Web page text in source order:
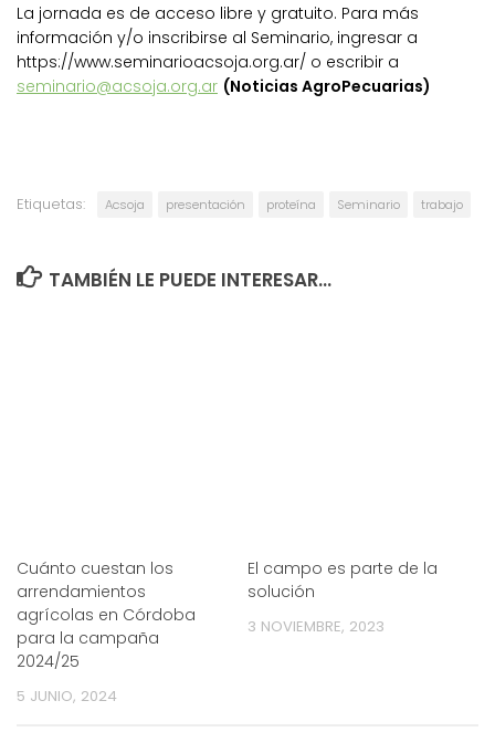
La jornada es de acceso libre y gratuito. Para más
información y/o inscribirse al Seminario, ingresar a
https://www.seminarioacsoja.org.ar/ o escribir a
seminario@acsoja.org.ar (Noticias AgroPecuarias)
Etiquetas: Acsoja presentación proteína Seminario trabajo
TAMBIÉN LE PUEDE INTERESAR...
Cuánto cuestan los
arrendamientos
agrícolas en Córdoba
para la campaña
2024/25
5 JUNIO, 2024
El campo es parte de la
solución
3 NOVIEMBRE, 2023